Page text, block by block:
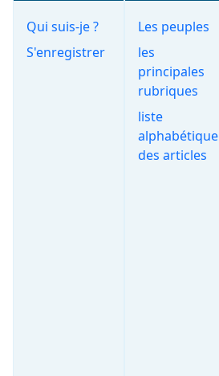
Qui suis-je ?
S'enregistrer
Les peuples
les
principales
rubriques
liste
alphabétique
des articles